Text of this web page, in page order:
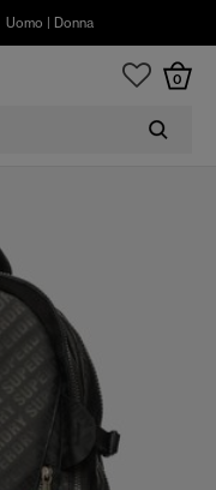
Uomo Donna
0